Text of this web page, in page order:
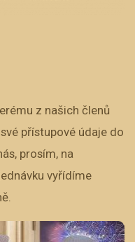
z našich členů
přístupové údaje do
prosím, na
vyřídíme